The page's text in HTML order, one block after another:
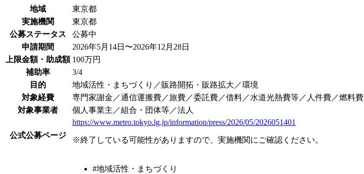
地域
東京都
実施機関
東京都
公募ステータス
公募中
申請期間
2026年5月14日〜2026年12月28日
上限金額・助成額 100万円
補助率
3/4
目的
地域活性・まちづくり／販路開拓・販路拡大／環境
対象経費
専門家謝金／通信運搬費／旅費／委託費／借料／水道光熱費等／人件費／燃料費
対象事業者
個人事業主／組合・団体等／法人
公式公募ページ
https://www.metro.tokyo.lg.jp/information/press/2026/05/2026051401
※終了している可能性がありますので、実施機関にご確認ください。
#地域活性・まちづくり